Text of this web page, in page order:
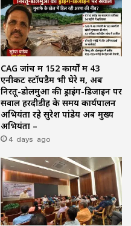
CAG जांच में 152 कार्यों में 43
एनीकट स्टॉपडैम भी घेरे में, अब
निरतू-डोलमुआ की ड्राइंग-डिजाइन पर
सवाल हरदीडीह के समय कार्यपालन
अभियंता रहे सुरेश पांडेय अब मुख्य
अभियंता –
4 days ago